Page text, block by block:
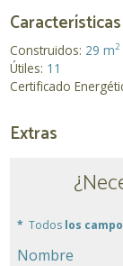
Características
Construidos: 29 m2
Útiles: 11
Certificado
Extras
Todos los
Nombre